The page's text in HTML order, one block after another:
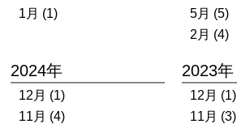
1月 (1)
5月 (5)
2月 (4)
2024年
12月 (1)
11月 (4)
2023年
12月 (1)
11月 (3)